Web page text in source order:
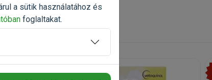
-20%
a sütik használatához és
foglaltakat.